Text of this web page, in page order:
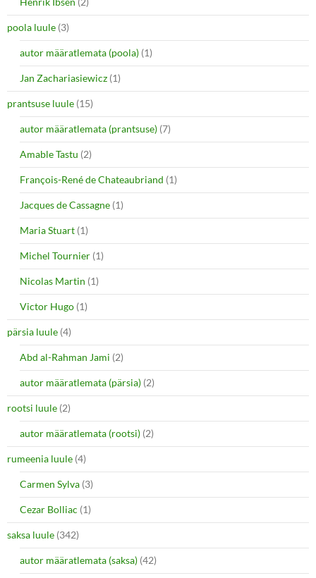
poola luule (3)
autor määratlemata (poola) (1)
Jan Zachariasiewicz (1)
prantsuse luule (15)
autor määratlemata (prantsuse) (7)
Amable Tastu (2)
François-René de Chateaubriand (1)
Jacques de Cassagne (1)
Maria Stuart (1)
Michel Tournier (1)
Nicolas Martin (1)
Victor Hugo (1)
pärsia luule (4)
Abd al-Rahman Jami (2)
autor määratlemata (pärsia) (2)
rootsi luule (2)
autor määratlemata (rootsi) (2)
rumeenia luule (4)
Carmen Sylva (3)
Cezar Bolliac (1)
saksa luule (342)
autor määratlemata (saksa) (42)